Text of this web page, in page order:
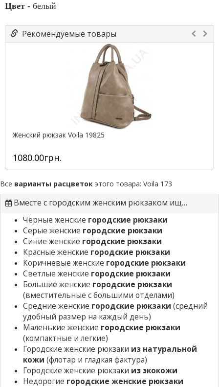
Цвет - белый
Рекомендуемые товары
Женский рюкзак Voila 19825
1080.00грн.
Все варианты расцветок этого товара: Voila 173
Вместе с городским женским рюкзаком ищут
Чёрные женские городские рюкзаки
Серые женские городские рюкзаки
Синие женские городские рюкзаки
Красные женские городские рюкзаки
Коричневые женские городские рюкзаки
Светлые женские городские рюкзаки
Большие женские городские рюкзаки
(вместительные с большими отделами)
Средние женские городские рюкзаки (средний
удобный размер на каждый день)
Маленькие женские городские рюкзаки
(компактные и легкие)
Городские женские рюкзаки из натуральной
кожи (флотар и гладкая фактура)
Городские женские рюкзаки из экокожи
Недорогие городские женские рюкзаки